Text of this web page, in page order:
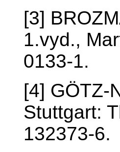
[3]
1.vyd.,
0133-1.
[4] GÖTZ-
Stuttgart:
132373-6.